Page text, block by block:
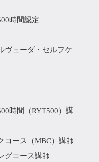
時間認定
ヴェーダ・セルフケ
時間（RYT500）講
コース（MBC）講師
グコース講師